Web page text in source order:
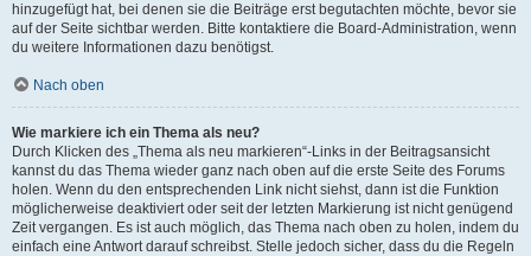
hinzugefügt hat, bei denen sie die Beiträge erst begutachten möchte, bevor sie
auf der Seite sichtbar werden. Bitte kontaktiere die Board-Administration, wenn
du weitere Informationen dazu benötigst.
Nach oben
Wie markiere ich ein Thema als neu?
Durch Klicken des „Thema als neu markieren“-Links in der Beitragsansicht
kannst du das Thema wieder ganz nach oben auf die erste Seite des Forums
holen. Wenn du den entsprechenden Link nicht siehst, dann ist die Funktion
möglicherweise deaktiviert oder seit der letzten Markierung ist nicht genügend
Zeit vergangen. Es ist auch möglich, das Thema nach oben zu holen, indem du
einfach eine Antwort darauf schreibst. Stelle jedoch sicher, dass du die Regeln